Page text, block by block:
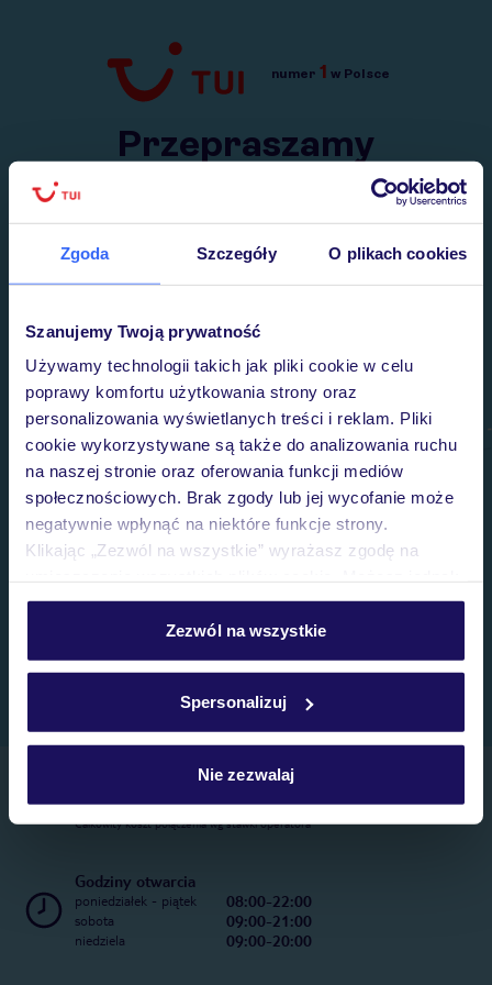
Zgoda Szczegóły O plikach cookies
Szanujemy Twoją prywatność
Używamy technologii takich jak pliki cookie w celu
poprawy komfortu użytkowania strony oraz
personalizowania wyświetlanych treści i reklam. Pliki
cookie wykorzystywane są także do analizowania ruchu
na naszej stronie oraz oferowania funkcji mediów
społecznościowych. Brak zgody lub jej wycofanie może
negatywnie wpłynąć na niektóre funkcje strony.
Klikając „Zezwól na wszystkie” wyrażasz zgodę na
personalizować swój wybór wchodząc w zakładkę
Szczegółowe informacje o plikach cookie znajdziesz
Zezwól na wszystkie
Spersonalizuj
Nie zezwalaj
Przejdź do TUI.pl
numer 1 w Polsce
Przepraszamy
Wysłaliśmy nasz serwis na krótkie wakacje.
Telefoniczne Centrum Rezerwacji
22 270 31 20
Całkowity koszt połączenia wg stawki operatora
Godziny otwarcia
poniedziałek - piątek 08:00-22:00
sobota 09:00-21:00
niedziela 09:00-20:00